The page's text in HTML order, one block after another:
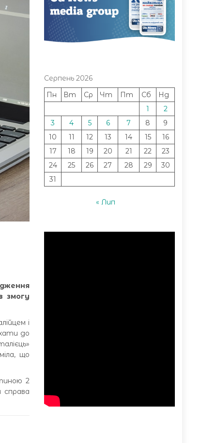
змогу
і
до
що
2
справа
Серпень 2026
Пн
Вт Ср Чт Пт Сб
Нд
1
2
3
4 5 6 7 8
9
10
11 12 13 14 15
16
17
18 19 20 21 22
23
24
25 26 27 28 29
30
31
« Лип